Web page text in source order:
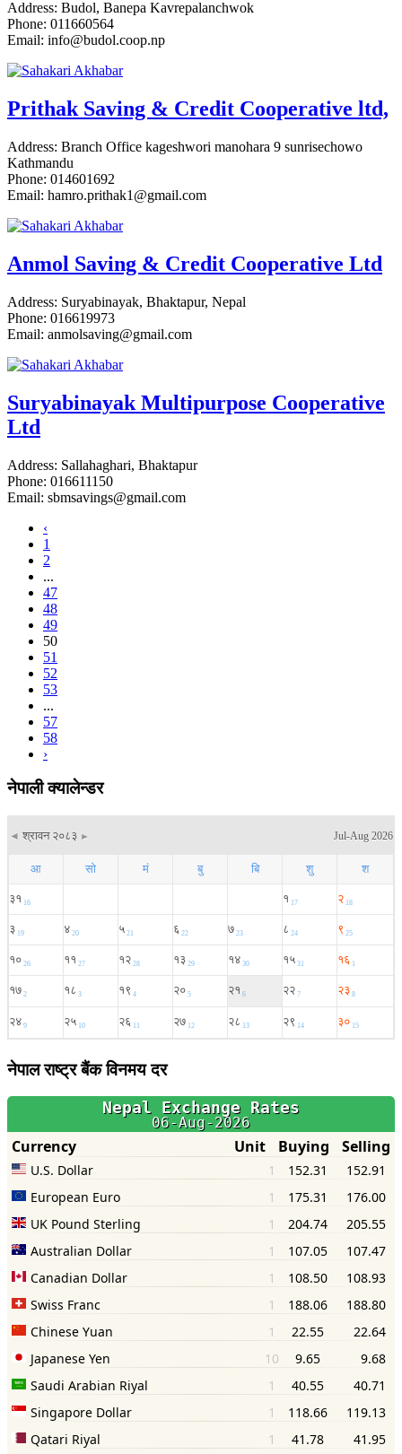
Address: Budol, Banepa Kavrepalanchwok
Phone: 011660564
Email: info@budol.coop.np
Prithak Saving & Credit Cooperative ltd,
Address: Branch Office kageshwori manohara 9 sunrisechowo
Kathmandu
Phone: 014601692
Email: hamro.prithak1@gmail.com
Anmol Saving & Credit Cooperative Ltd
Address: Suryabinayak, Bhaktapur, Nepal
Phone: 016619973
Email: anmolsaving@gmail.com
Suryabinayak Multipurpose Cooperative
Ltd
Address: Sallahaghari, Bhaktapur
Phone: 016611150
Email: sbmsavings@gmail.com
‹
1
2
...
47
48
49
50
51
52
53
...
57
58
›
नेपाली क्यालेन्डर
नेपाल राष्ट्र बैंक विनमय दर